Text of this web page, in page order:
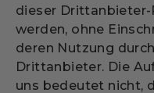
dieser
werden, ohne
deren Nutzung
Drittanbieter. Die
uns bedeutet nicht,